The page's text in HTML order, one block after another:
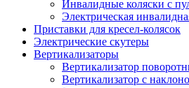
Инвалидные коляски с
Электрическая
Приставки для кресел-колясок
Электрические скутеры
Вертикализаторы
Вертикализатор
Вертикализатор с